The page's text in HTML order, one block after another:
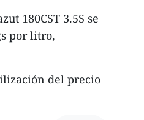
180CST 3.5S se
por litro,
del precio